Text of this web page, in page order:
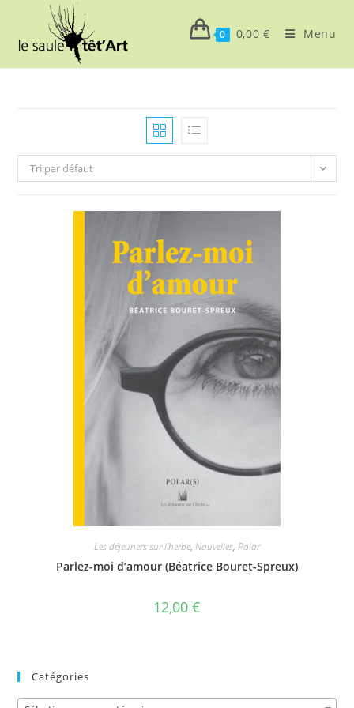
content
0 0,00 € Menu
Tri par défaut
Les déjeuners sur l'herbe, Nouvelles, Polar
Parlez-moi d’amour (Béatrice Bouret-Spreux)
12,00 €
Catégories